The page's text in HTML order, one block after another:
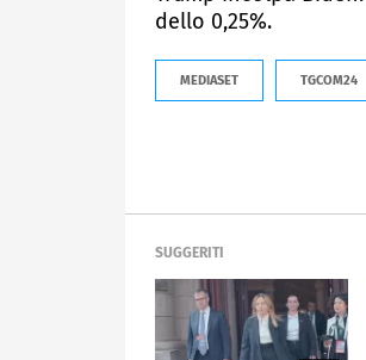
dello 0,25%.
MEDIASET TGCOM24
SUGGERITI